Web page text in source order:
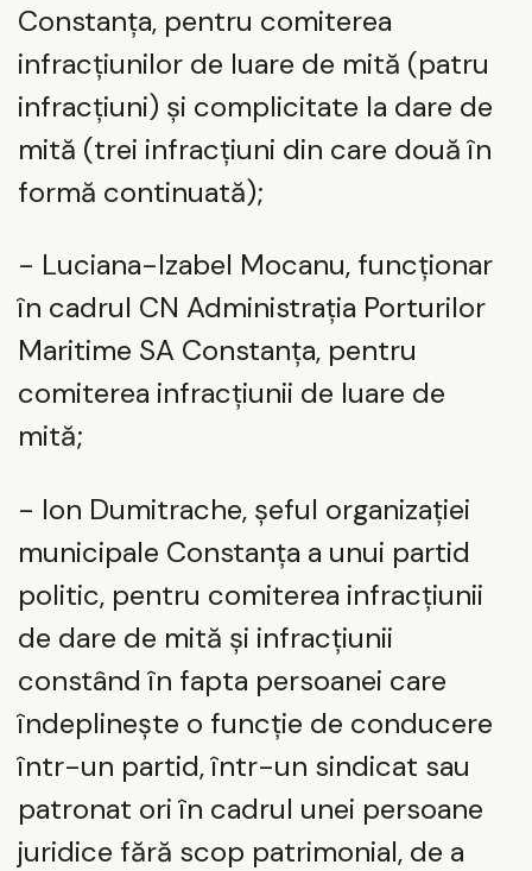
Constanța, pentru comiterea
infracțiunilor de luare de mită (patru
infracțiuni) și complicitate la dare de
mită (trei infracțiuni din care două în
formă continuată);
- Luciana-Izabel Mocanu, funcționar
în cadrul CN Administrația Porturilor
Maritime SA Constanța, pentru
comiterea infracțiunii de luare de
mită;
- Ion Dumitrache, șeful organizației
municipale Constanța a unui partid
politic, pentru comiterea infracțiunii
de dare de mită și infracțiunii
constând în fapta persoanei care
îndeplinește o funcție de conducere
într-un partid, într-un sindicat sau
patronat ori în cadrul unei persoane
juridice fără scop patrimonial, de a